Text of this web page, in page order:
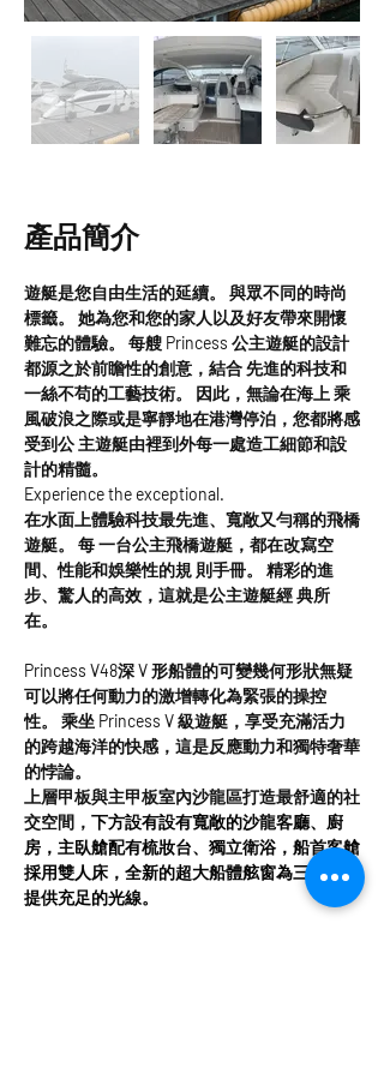
產品簡介
遊艇是您自由生活的延續。 與眾不同的時尚
標籤。 她為您和您的家人以及好友帶來開懷
難忘的體驗。 每艘 Princess 公主遊艇的設計
都源之於前瞻性的創意，結合 先進的科技和
一絲不苟的工藝技術。 因此，無論在海上 乘
風破浪之際或是寧靜地在港灣停泊，您都將感
受到公 主遊艇由裡到外每一處造工細節和設
計的精髓。
Experience the exceptional.
在水面上體驗科技最先進、寬敞又勻稱的飛橋
遊艇。 每 一台公主飛橋遊艇，都在改寫空
間、性能和娛樂性的規 則手冊。 精彩的進
步、驚人的高效，這就是公主遊艇經 典所
在。
Princess V48深 V 形船體的可變幾何形狀無疑
可以將任何動力的激增轉化為緊張的操控
性。 乘坐 Princess V 級遊艇，享受充滿活力
的跨越海洋的快感，這是反應動力和獨特奢華
的悖論。
上層甲板與主甲板室內沙龍區打造最舒適的社
交空間， 下方設有設有寬敞的沙龍客廳、廚
房，主臥艙配有梳妝台、獨立衛浴，船首客艙
採用雙人床，全新的超大船體舷窗為三個艙房
提供充足的光線。